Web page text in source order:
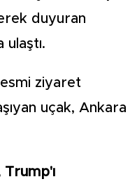
duyuran
ziyaret
uçak, Ankara
Trump'ı